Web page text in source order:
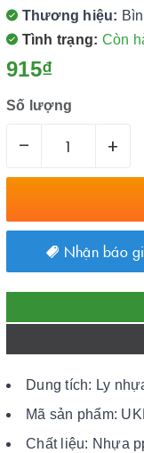
Thương hiệu:
Tình trạng: Còn
915₫
Số lượng
– +
Nhận báo
Dung tích: Ly
Mã sản phẩm:
Chất liệu: Nhựa